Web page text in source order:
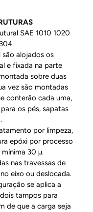
SAE 1010 1020
são alojados os
e fixada na parte
sobre duas
vez são montadas
conterão cada uma,
os pés, sapatas
por limpeza,
epóxi por processo
30 µ.
nas travessas de
eixo ou deslocada.
se aplica a
tampos para
de que a carga seja